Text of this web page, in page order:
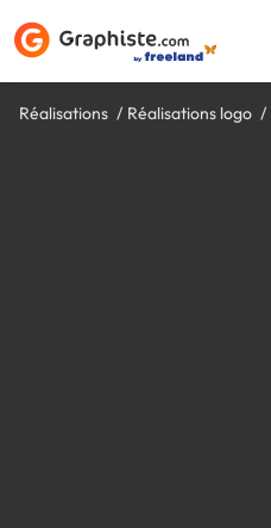
Réalisations Réalisations logo